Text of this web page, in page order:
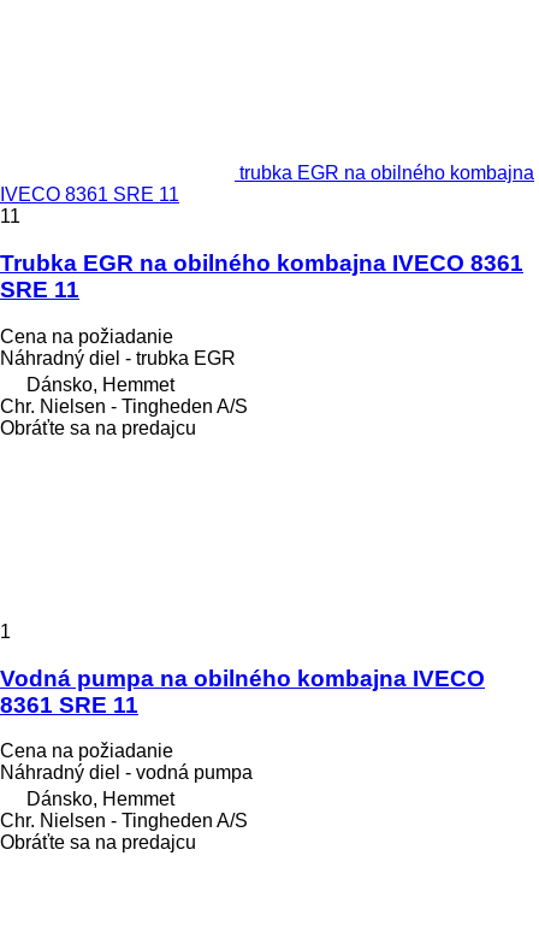
trubka EGR na obilného kombajna
IVECO 8361 SRE 11
11
Trubka EGR na obilného kombajna IVECO 8361
SRE 11
Cena na požiadanie
Náhradný diel - trubka EGR
Dánsko, Hemmet
Chr. Nielsen - Tingheden A/S
Obráťte sa na predajcu
1
Vodná pumpa na obilného kombajna IVECO
8361 SRE 11
Cena na požiadanie
Náhradný diel - vodná pumpa
Dánsko, Hemmet
Chr. Nielsen - Tingheden A/S
Obráťte sa na predajcu